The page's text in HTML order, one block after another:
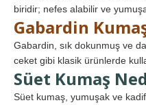
biridir; nefes alabilir ve
Gabardin
Gabardin, sık dokunmuş ve
ceket gibi klasik ürünlerde
Süet Kumaş
Süet kumaş, yumuşak ve